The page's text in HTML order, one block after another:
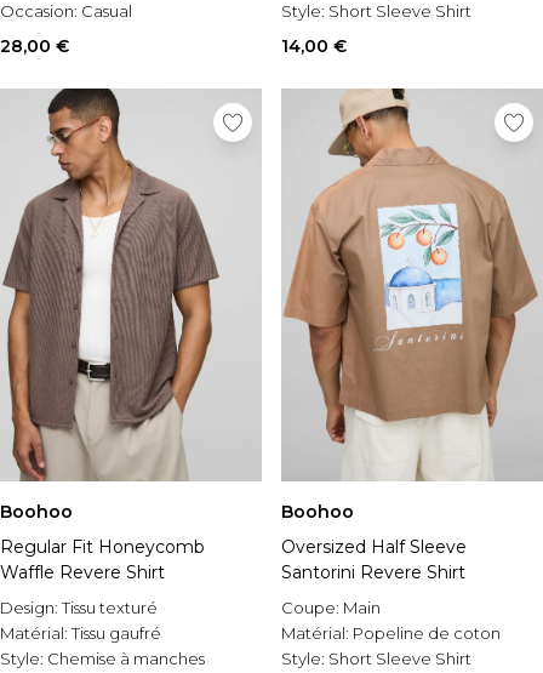
Occasion: Casual
28,00 €
Style: Short Sleeve Shirt
14,00 €
Boohoo
Regular Fit Honeycomb
Waffle Revere Shirt
Design:Tissu texturé
Matérial:Tissu gaufré
Style: Chemise à manches
Boohoo
Oversized Half Sleeve
Santorini Revere Shirt
Coupe: Main
Matérial: Popeline de coton
Style: Short Sleeve Shirt